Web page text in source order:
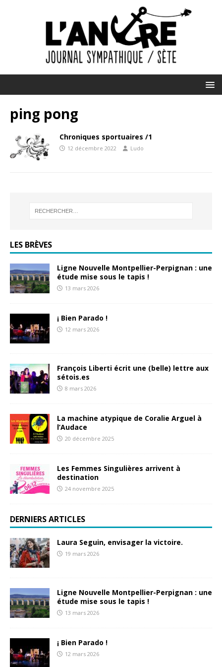
ping pong
Chroniques sportuaires /1
12 décembre 2022 Ludo
LES BRÈVES
Ligne Nouvelle Montpellier-Perpignan : une
étude mise sous le tapis !
13 mars 2026
¡ Bien Parado !
12 mars 2026
François Liberti écrit une (belle) lettre aux
sétois.es
8 mars 2026
La machine atypique de Coralie Arguel à
l’Audace
20 décembre 2025
Les Femmes Singulières arrivent à
destination
24 novembre 2025
DERNIERS ARTICLES
Laura Seguin, envisager la victoire.
19 mars 2026
Ligne Nouvelle Montpellier-Perpignan : une
étude mise sous le tapis !
13 mars 2026
¡ Bien Parado !
12 mars 2026